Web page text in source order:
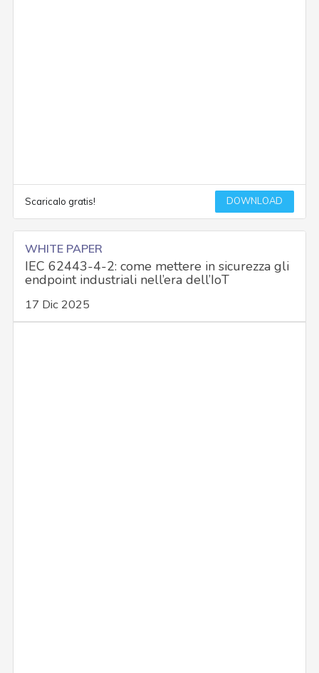
Scaricalo gratis! DOWNLOAD
WHITE PAPER
IEC 62443-4-2: come mettere in sicurezza gli
endpoint industriali nell’era dell’IoT
17 Dic 2025